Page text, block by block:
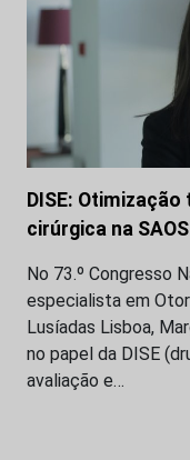
DISE:
cirúrgica na SAOS
No 73.º Congresso
especialista em
Lusíadas Lisboa,
no papel da DISE
avaliação e…